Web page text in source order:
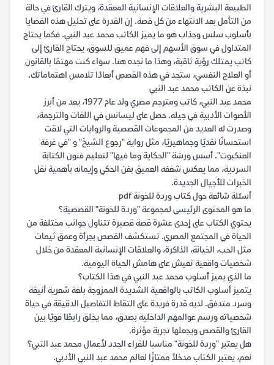
الطبيعة البشرية والعلاقات الإنسانية المعقدة، ويترك القارئ في حالة
من التأمل بعد الانتهاء من كل قصة. إن القدرة على تحليل هذه القضايا
بأسلوب سلس وجذاب هو ما يميز الكاتب محمد عبد النبي. فكما يحتاج
المتداول في سوق الأسهم إلى فهم عميق للسوق، يحتاج القارئ إلى
كاتب يمتلك رؤية ثاقبة، وهذا ما نجده هنا. سواء كنت مهتمًا بالقانون
أو العلاج النفسي، ستجد في هذه القصص أبعادًا تلامس اهتماماتك.
نبذة عن الكاتب محمد عبد النبي
محمد عبد النبي، كاتب ومترجم مصري ولد عام 1977، يعد من أبرز
الأصوات الأدبية في جيله. حصل على ليسانس في اللغات والترجمة،
وصدرت له العديد من المجموعات القصصية والروايات التي لاقت
استحسانًا نقديًا وجماهيريًا، مثل رواية "رجوع الشيخ" و "في غرفة
العنكبوت". أسس ورشة "الحكاية وما فيها" لتعليم فنون الكتابة
السردية، مما يعكس شغفه العميق بفن الحكي وإيمانه بأهمية نقل
الخبرات للأجيال الجديدة.
أسئلة شائعة حول كتاب وردة للخونة pdf
ما هو المحتوى الرئيسي لمجموعة "وردة للخونة" القصصية؟
يحتوي الكتاب على إحدى عشرة قصة قصيرة تتناول جوانب مختلفة من
الحياة في المجتمع المصري. تستكشف القصص بجرأة وعمق ثيمات
مثل الحب، الخيانة، الذاكرة، والعلاقات الإنسانية المعقدة من خلال
شخصيات واقعية تعيش على هامش الحياة اليومية.
ما الذي يميز أسلوب محمد عبد النبي في هذا الكتاب؟
يتميز أسلوب الكاتب بالواقعية الشديدة الممزوجة بلغة شعرية أنيقة
وسرد متدفق. لديه قدرة فريدة على التقاط التفاصيل الدقيقة في حياة
شخصياته ورسم عوالمهم الداخلية بصدق، مما يخلق رابطًا قويًا بين
القارئ والقصص ويجعلها تجربة مؤثرة.
هل يعتبر "وردة للخونة" مناسبا للقراء الجدد لأعمال محمد عبد النبي؟
نعم، يعتبر الكتاب مدخلاً ممتازًا لعالم محمد عبد النبي الأدبي.